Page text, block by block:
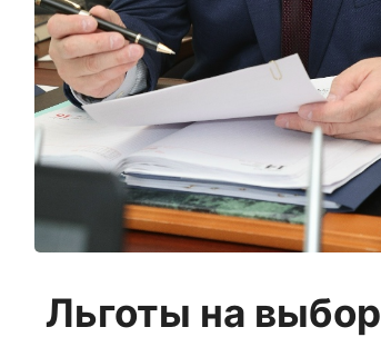
Льготы на выбор